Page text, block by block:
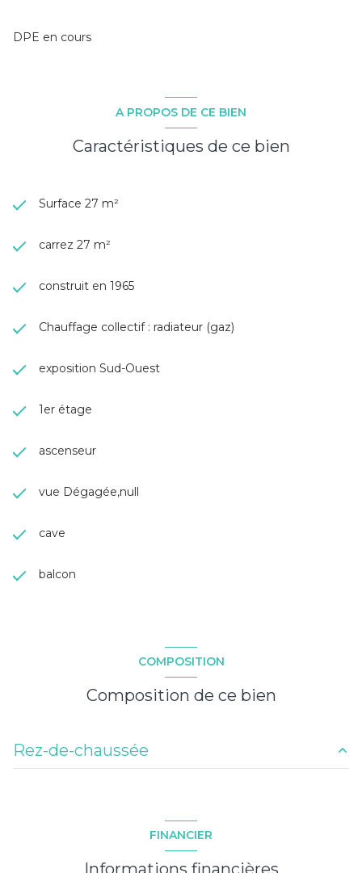
DPE en cours
A PROPOS DE CE BIEN
Caractéristiques de ce bien
Surface 27 m²
carrez 27 m²
construit en 1965
Chauffage collectif : radiateur (gaz)
exposition Sud-Ouest
1er étage
ascenseur
vue Dégagée,null
cave
balcon
COMPOSITION
Composition de ce bien
Rez-de-chaussée
FINANCIER
Informations financières